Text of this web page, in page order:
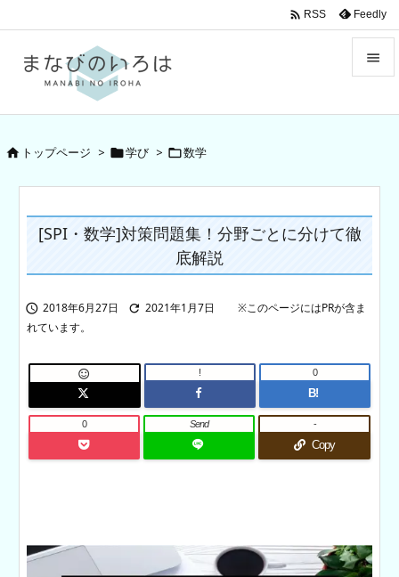

Menu


 RSS Feedly
 トップページ > 学び > 数学
[SPI・数学]対策問題集！分野ごとに分けて徹
底解説
 2018年6月27日  2021年1月7日
 !
B!
0
0 Send
Copy
-